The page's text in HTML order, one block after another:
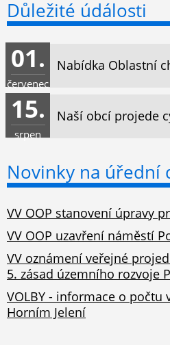
Důležité údálosti
Nabídka Oblastní
01.
červenec
Naší obcí projede
15.
srpen
Novinky na úřední
VV OOP stanovení úpravy
VV OOP uzavření náměstí
VV oznámení veřejné
5. zásad územního rozvoje
VOLBY - informace o počtu
Horním Jelení